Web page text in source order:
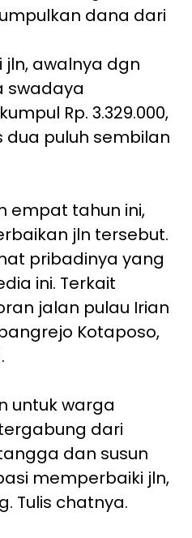
dana dari
awalnya dgn
swadaya
Rp. 3.329.000,
dua puluh sembilan
empat tahun ini,
jln tersebut.
pribadinya yang
ini. Terkait
jalan pulau Irian
Kotaposo,
untuk warga
dari
dan susun
memperbaiki jln,
Tulis chatnya.